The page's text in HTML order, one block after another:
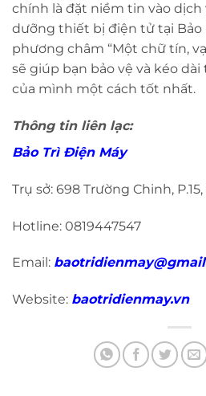
chính là đặt niềm tin vào dịch
dưỡng thiết bị điện tử tại Bảo
phương châm “Một chữ tín,
sẽ giúp bạn bảo vệ và kéo
của mình một cách tốt nhất.
Thông tin liên lạc:
Bảo Trì Điện Máy
Trụ sở: 698 Trường Chinh,
Hotline: 0819447547
Email:
Website: baotridienmay.vn